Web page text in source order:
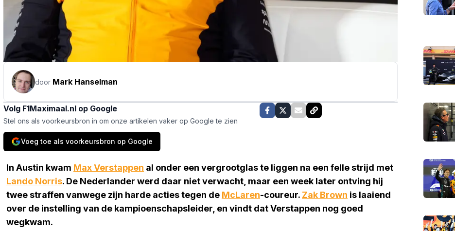
door Mark Hanselman
Volg F1Maximaal.nl op Google
Stel ons als voorkeursbron in om onze artikelen vaker op Google te zien
Voeg toe als voorkeursbron op Google
In Austin kwam Max Verstappen al onder een vergrootglas te liggen na een felle strijd met
Lando Norris. De Nederlander werd daar niet verwacht, maar een week later ontving hij
twee straffen vanwege zijn harde acties tegen de McLaren-coureur. Zak Brown is laaiend
over de instelling van de kampioenschapsleider, en vindt dat Verstappen nog goed
wegkwam.